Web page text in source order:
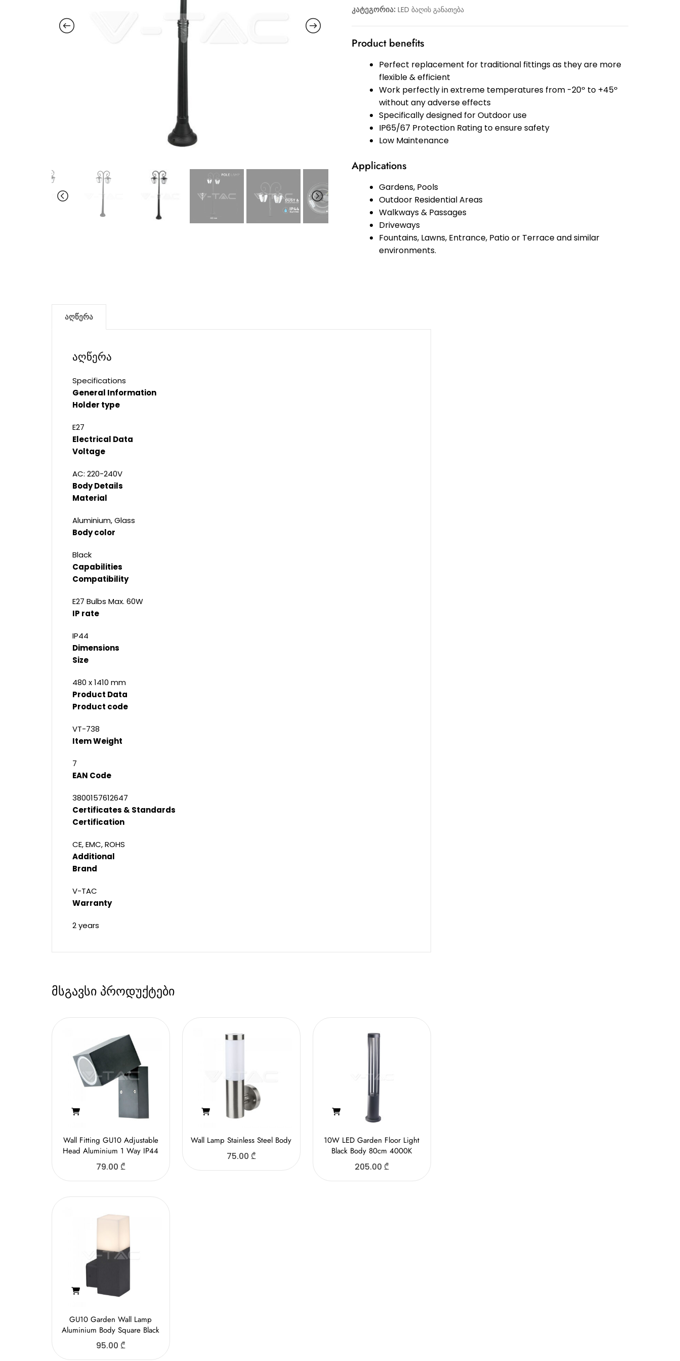
კატეგორია: LED ბაღის განათება
Product benefits
Perfect replacement for traditional fittings as they are more
flexible & efficient
Work perfectly in extreme temperatures from -20º to +45º
without any adverse effects
Specifically designed for Outdoor use
IP65/67 Protection Rating to ensure safety
Low Maintenance
Applications
Gardens, Pools
Outdoor Residential Areas
Walkways & Passages
Driveways
Fountains, Lawns, Entrance, Patio or Terrace and similar
environments.
აღწერა
აღწერა
Specifications
General Information
Holder type
E27
Electrical Data
Voltage
AC: 220-240V
Body Details
Material
Aluminium, Glass
Body color
Black
Capabilities
Compatibility
E27 Bulbs Max. 60W
IP rate
IP44
Dimensions
Size
480 x 1410 mm
Product Data
Product code
VT-738
Item Weight
7
EAN Code
3800157612647
Certificates & Standards
Certification
CE, EMC, ROHS
Additional
Brand
V-TAC
Warranty
2 years
მსგავსი პროდუქტები
Wall Fitting GU10 Adjustable
Head Aluminium 1 Way IP44
79.00 ₾
Wall Lamp Stainless Steel Body
75.00 ₾
10W LED Garden Floor Light
Black Body 80cm 4000K
205.00 ₾
GU10 Garden Wall Lamp
Aluminium Body Square Black
95.00 ₾